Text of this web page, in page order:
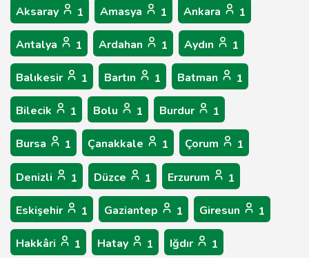
Aksaray 1 Amasya 1 Ankara 1
Antalya 1 Ardahan 1 Aydın 1
Balıkesir 1 Bartın 1 Batman 1
Bilecik 1 Bolu 1 Burdur 1
Bursa 1 Çanakkale 1 Çorum 1
Denizli 1 Düzce 1 Erzurum 1
Eskişehir 1 Gaziantep 1 Giresun 1
Hakkâri 1 Hatay 1 Iğdır 1